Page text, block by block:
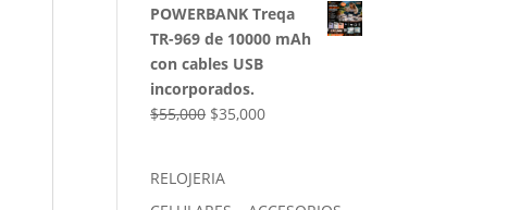
original
era:
$50,000.
actual
es:
POWERBANK Treqa
TR-969 de 10000 mAh
con cables USB
incorporados.
$55,000 El
era:
$35,000El
RELOJERIA